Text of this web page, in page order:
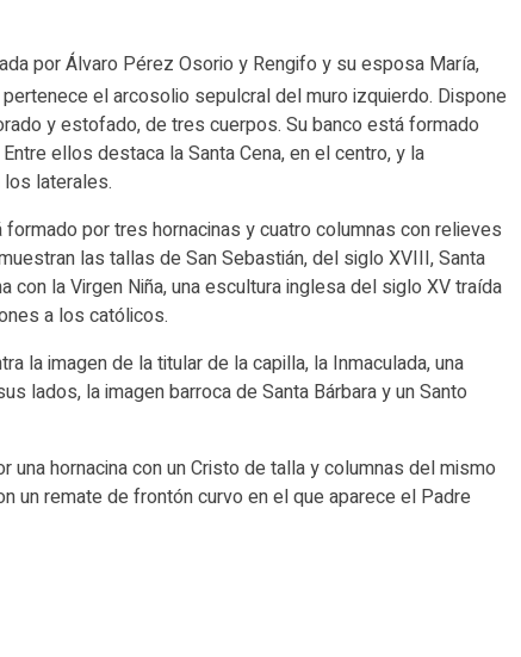
por Álvaro Pérez Osorio y Rengifo y su esposa María,
el arcosolio sepulcral del muro izquierdo. Dispone
y estofado, de tres cuerpos. Su banco está formado
ellos destaca la Santa Cena, en el centro, y la
los laterales.
por tres hornacinas y cuatro columnas con relieves
las tallas de San Sebastián, del siglo XVIII, Santa
con la Virgen Niña, una escultura inglesa del siglo XV traída
a los católicos.
la imagen de la titular de la capilla, la Inmaculada, una
lados, la imagen barroca de Santa Bárbara y un Santo
una hornacina con un Cristo de talla y columnas del mismo
un remate de frontón curvo en el que aparece el Padre